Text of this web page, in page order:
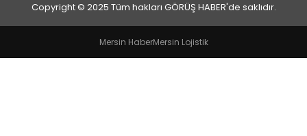
Copyright © 2025 Tüm hakları GÖRÜŞ HABER'de saklıdır.
Mersin HaberMersin Lojistik